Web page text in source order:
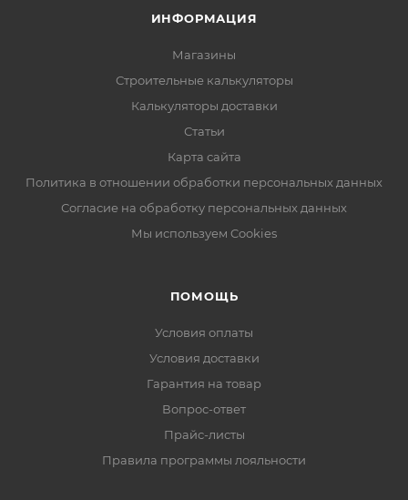
ИНФОРМАЦИЯ
Магазины
Строительные калькуляторы
Калькуляторы доставки
Статьи
Карта сайта
Политика в отношении обработки персональных данных
Согласие на обработку персональных данных
Мы используем Cookies
ПОМОЩЬ
Условия оплаты
Условия доставки
Гарантия на товар
Вопрос-ответ
Прайс-листы
Правила программы лояльности